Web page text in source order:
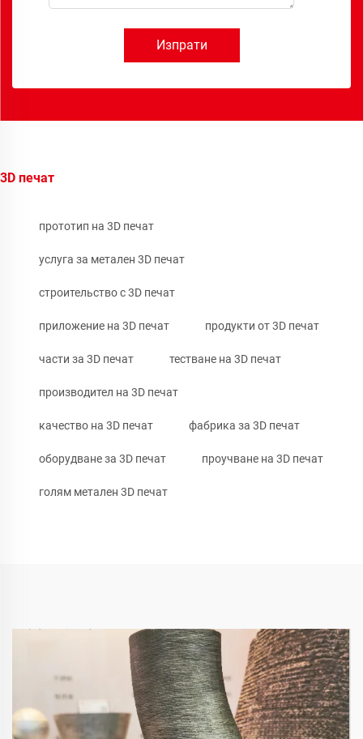
Изпрати
3D печат
прототип на 3D печат
услуга за метален 3D печат
строительство с 3D печат
приложение на 3D печат продукти от 3D печат
части за 3D печат тестване на 3D печат
производител на 3D печат
качество на 3D печат фабрика за 3D печат
оборудване за 3D печат проучване на 3D печат
голям метален 3D печат